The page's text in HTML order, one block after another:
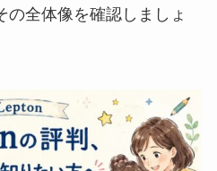
全体像を確認しましょ